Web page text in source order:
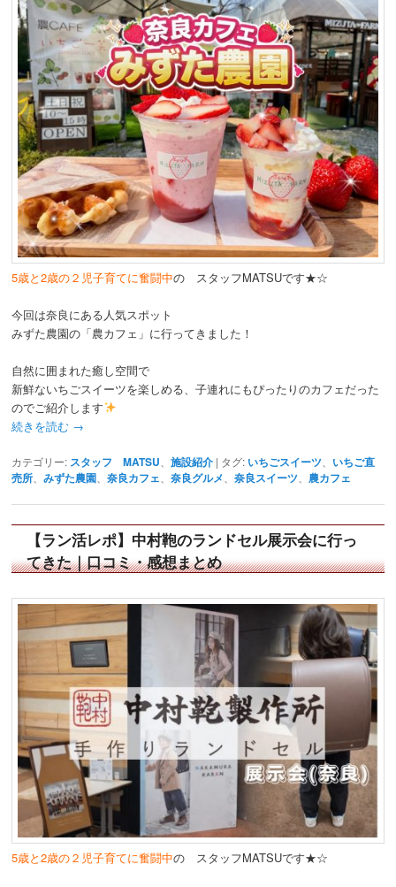
5歳と2歳の２児子育てに奮闘中の スタッフMATSUです★☆
今回は奈良にある人気スポット
みずた農園の「農カフェ」に行ってきました！
自然に囲まれた癒し空間で
新鮮ないちごスイーツを楽しめる、子連れにもぴったりのカフェだった
のでご紹介します
続きを読む →
カテゴリー: スタッフ MATSU 、施設紹介 | タグ: いちごスイーツ
いちご直
売所 、みずた農園 、奈良カフェ 、奈良グルメ 、奈良スイーツ 農カフェ
【ラン活レポ】中村鞄のランドセル展示会に行っ
てきた｜口コミ・感想まとめ
5歳と2歳の２児子育てに奮闘中の スタッフMATSUです★☆